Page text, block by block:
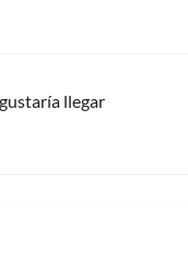
llegar